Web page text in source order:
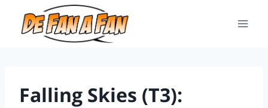
Falling Skies (T3):